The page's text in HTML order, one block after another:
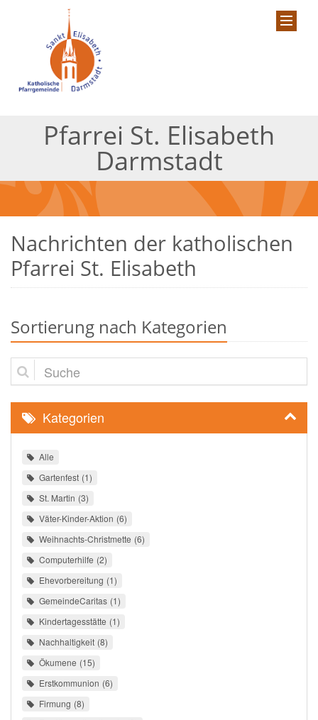
Pfarrei St. Elisabeth
Darmstadt
Nachrichten der katholischen
Pfarrei St. Elisabeth
Sortierung nach Kategorien
Suche
Kategorien
Alle
Gartenfest 1
St. Martin 3
Väter-Kinder-Aktion 6
Weihnachts-Christmette 6
Computerhilfe 2
Ehevorbereitung 1
GemeindeCaritas 1
Kindertagesstätte 1
Nachhaltigkeit 8
Ökumene 15
Erstkommunion 6
Firmung 8